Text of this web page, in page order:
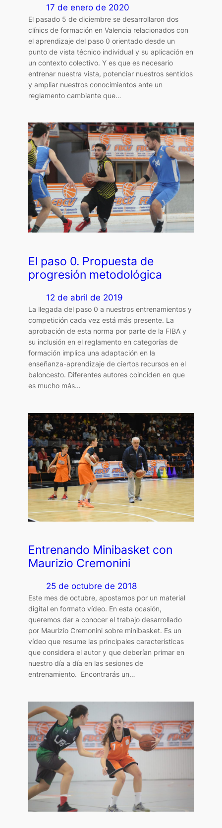
17 de enero de 2020
El pasado 5 de diciembre se desarrollaron dos
clínics de formación en Valencia relacionados con
el aprendizaje del paso 0 orientado desde un
punto de vista técnico individual y su aplicación en
un contexto colectivo. Y es que es necesario
entrenar nuestra vista, potenciar nuestros sentidos
y ampliar nuestros conocimientos ante un
reglamento cambiante que…
El paso 0. Propuesta de
progresión metodológica
12 de abril de 2019
La llegada del paso 0 a nuestros entrenamientos y
competición cada vez está más presente. La
aprobación de esta norma por parte de la FIBA y
su inclusión en el reglamento en categorías de
formación implica una adaptación en la
enseñanza-aprendizaje de ciertos recursos en el
baloncesto. Diferentes autores coinciden en que
es mucho más…
Entrenando Minibasket con
Maurizio Cremonini
25 de octubre de 2018
Este mes de octubre, apostamos por un material
digital en formato vídeo. En esta ocasión,
queremos dar a conocer el trabajo desarrollado
por Maurizio Cremonini sobre minibasket. Es un
vídeo que resume las principales características
que considera el autor y que deberían primar en
nuestro día a día en las sesiones de
entrenamiento. Encontrarás un…